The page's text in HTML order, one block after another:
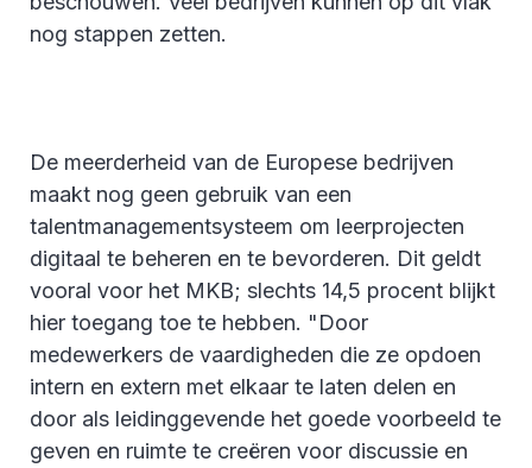
nog stappen zetten.
De meerderheid van de Europese bedrijven
maakt nog geen gebruik van een
talentmanagementsysteem om leerprojecten
digitaal te beheren en te bevorderen. Dit geldt
vooral voor het MKB; slechts 14,5 procent blijkt
hier toegang toe te hebben. "Door
medewerkers de vaardigheden die ze opdoen
intern en extern met elkaar te laten delen en
door als leidinggevende het goede voorbeeld te
geven en ruimte te creëren voor discussie en